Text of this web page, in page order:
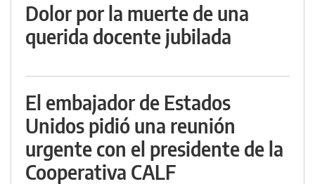
Dolor por la muerte de una
querida docente jubilada
El embajador de Estados
Unidos pidió una reunión
urgente con el presidente de la
Cooperativa CALF